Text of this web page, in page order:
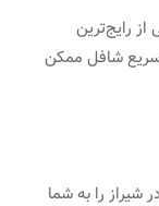
رایج‌ترین
شافل ممکن
را به شما